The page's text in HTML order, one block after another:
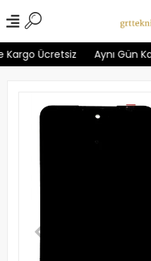
Ücretsiz Aynı Gün